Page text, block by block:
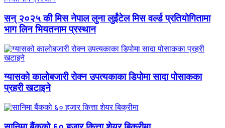
सन् २०२५ की मिस नेपाल लुना लुईंटेल मिस वर्ल्ड प्रतियोगितामा
भाग लिन भियतनाम प्रस्थान
ग्यासको कालोबजारी रोक्न उपत्यकाका डिपोमा सादा पोसाकका
प्रहरी खटाइने